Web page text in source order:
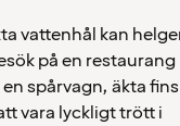
vattenhål kan
på en restaurang
spårvagn, äkta
vara lyckligt trött i